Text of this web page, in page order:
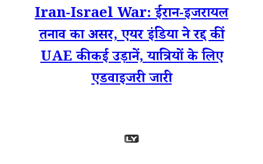
Iran-Israel War: ईरान-इजरायल
तनाव का असर, एयर इंडिया ने रद्द कीं
UAE की कई उड़ानें, यात्रियों के लिए
एडवाइजरी जारी